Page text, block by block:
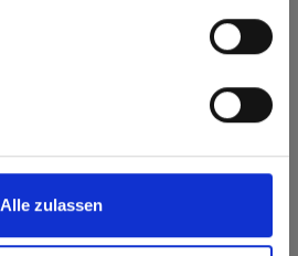
Alle zulassen